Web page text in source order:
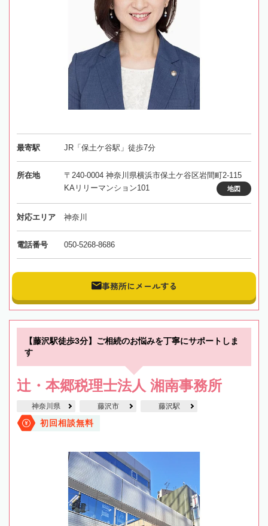
最寄駅 JR「保土ケ谷駅」徒歩7分
所在地
〒240-0004 神奈川県横浜市保土ケ谷区岩間町2-115
KAリリーマンション101
地図
対応エリア 神奈川
電話番号 050-5268-8686
事務所にメールする
【藤沢駅徒歩3分】ご相続のお悩みを丁寧にサポートしま
す
辻・本郷税理士法人 湘南事務所
神奈川県 藤沢市 藤沢駅
初回相談無料